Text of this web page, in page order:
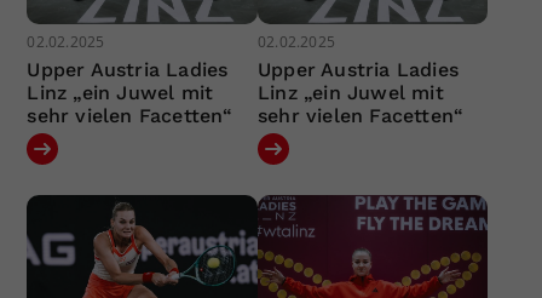
02.02.2025
Upper Austria Ladies
Linz „ein Juwel mit
sehr vielen Facetten“
02.02.2025
Upper Austria Ladies
Linz „ein Juwel mit
sehr vielen Facetten“